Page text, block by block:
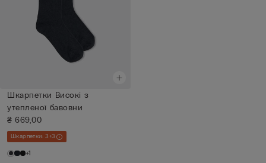
Шкарпетки Високі з
утепленої бавовни
₴ 669,00
Шкарпетки: 3+3
+1